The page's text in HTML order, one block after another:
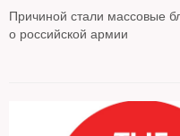
Причиной стали массовые
о российской армии